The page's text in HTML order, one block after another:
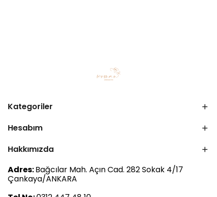
Kategoriler
Hesabım
Hakkımızda
Adres:Bağcılar Mah. Açın Cad. 282 Sokak 4/17
Çankaya/ANKARA